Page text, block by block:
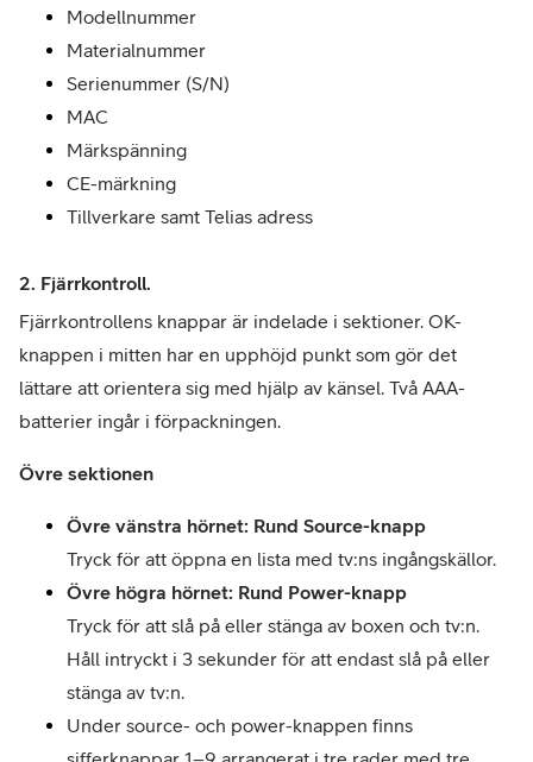
Modellnummer
Materialnummer
Serienummer (S/N)
MAC
Märkspänning
CE-märkning
Tillverkare samt Telias adress
2. Fjärrkontroll.
Fjärrkontrollens knappar är indelade i sektioner. OK-
knappen i mitten har en upphöjd punkt som gör det
lättare att orientera sig med hjälp av känsel. Två AAA-
batterier ingår i förpackningen.
Övre sektionen
Övre vänstra hörnet: Rund Source-knapp
Tryck för att öppna en lista med tv:ns ingångskällor.
Övre högra hörnet: Rund Power-knapp
Tryck för att slå på eller stänga av boxen och tv:n.
Håll intryckt i 3 sekunder för att endast slå på eller
stänga av tv:n.
Under source- och power-knappen finns